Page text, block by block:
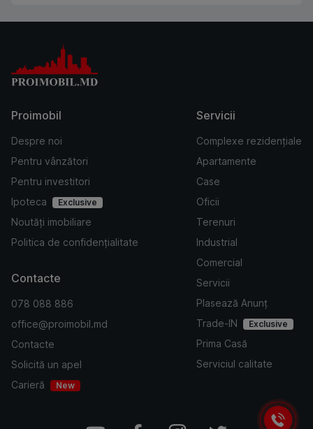
Proimobil
Despre noi
Pentru vânzători
Pentru investitori
Ipoteca
Exclusive
Noutăți imobiliare
Politica de confidențialitate
Servicii
Complexe rezidențiale
Apartamente
Case
Oficii
Terenuri
Industrial
Comercial
Servicii
Plasează Anunț
Trade-IN
Exclusive
Prima Casă
Serviciul calitate
Contacte
078 088 886
office@proimobil.md
Contacte
Solicită un apel
Carieră
New